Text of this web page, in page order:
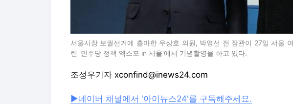
서울시장 보궐선거에 출마한 우상호 의원, 박영선 전 장관이 27일 서울
린 '민주당 정책 엑스포 in 서울'에서 기념촬영을 하고 있다.
조성우기자 xconfind@inews24.com
▶네이버 채널에서 '아이뉴스24'를 구독해주세요.